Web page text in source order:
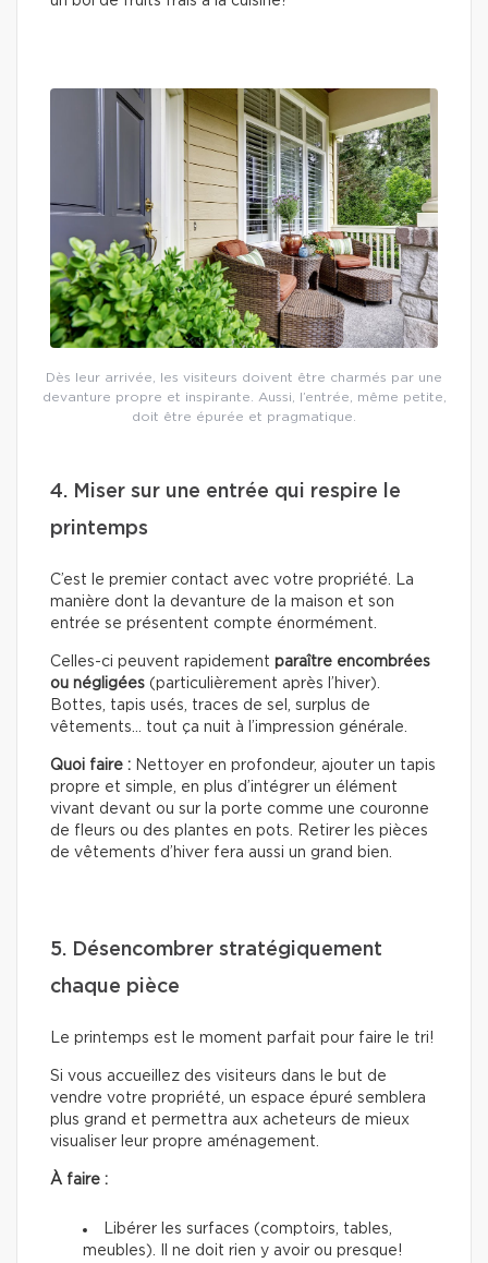
Dès leur arrivée, les visiteurs doivent être charmés par une
devanture propre et inspirante. Aussi, l’entrée, même petite,
doit être épurée et pragmatique.
4. Miser sur une entrée qui respire le
printemps
C’est le premier contact avec votre propriété. La
manière dont la devanture de la maison et son
entrée se présentent compte énormément.
Celles-ci peuvent rapidement paraître encombrées
ou négligées (particulièrement après l’hiver).
Bottes, tapis usés, traces de sel, surplus de
vêtements… tout ça nuit à l’impression générale.
Quoi faire : Nettoyer en profondeur, ajouter un tapis
propre et simple, en plus d’intégrer un élément
vivant devant ou sur la porte comme une couronne
de fleurs ou des plantes en pots. Retirer les pièces
de vêtements d’hiver fera aussi un grand bien.
5. Désencombrer stratégiquement
chaque pièce
Le printemps est le moment parfait pour faire le tri!
Si vous accueillez des visiteurs dans le but de
vendre votre propriété, un espace épuré semblera
plus grand et permettra aux acheteurs de mieux
visualiser leur propre aménagement.
À faire :
Libérer les surfaces (comptoirs, tables,
meubles). Il ne doit rien y avoir ou presque!